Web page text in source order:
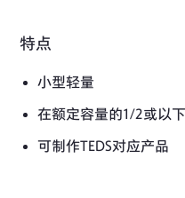
特点
小型轻量
在额定容量的1/2或以
可制作TEDS对应产品